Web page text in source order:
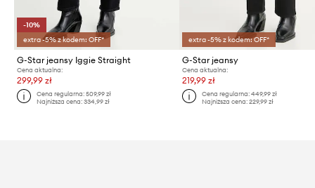
-10%
extra -5% z kodem: OFF*
G-Star jeansy Iggie Straight
Cena aktualna:
299,99 zł
Cena regularna:509,99 zł
Najniższa cena:334,99 zł
extra -5% z kodem: OFF*
G-Star jeansy
Cena aktualna:
219,99 zł
Cena regularna: 449,99 zł
Najniższa cena: 229,99 zł